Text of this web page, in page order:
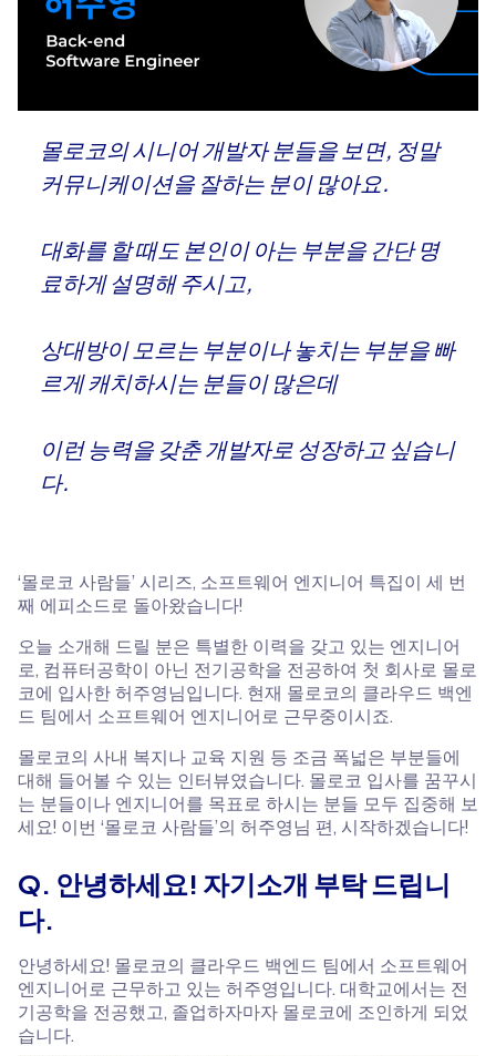
몰로코의 시니어 개발자 분들을 보면, 정말
커뮤니케이션을 잘하는 분이 많아요.
대화를 할 때도 본인이 아는 부분을 간단 명
료하게 설명해 주시고,
상대방이 모르는 부분이나 놓치는 부분을 빠
르게 캐치하시는 분들이 많은데
이런 능력을 갖춘 개발자로 성장하고 싶습니
다.
‘몰로코 사람들’ 시리즈, 소프트웨어 엔지니어 특집이 세 번
째 에피소드로 돌아왔습니다!
​오늘 소개해 드릴 분은 특별한 이력을 갖고 있는 엔지니어
로, 컴퓨터공학이 아닌 전기공학을 전공하여 첫 회사로 몰로
코에 입사한 허주영님입니다. 현재 몰로코의 클라우드 백엔
드 팀에서 소프트웨어 엔지니어로 근무중이시죠.
​몰로코의 사내 복지나 교육 지원 등 조금 폭넓은 부분들에
대해 들어볼 수 있는 인터뷰였습니다. 몰로코 입사를 꿈꾸시
는 분들이나 엔지니어를 목표로 하시는 분들 모두 집중해 보
세요! 이번 ‘몰로코 사람들’의 허주영님 편, 시작하겠습니다!
Q. 안녕하세요! 자기소개 부탁 드립니
다.
안녕하세요! 몰로코의 클라우드 백엔드 팀에서 소프트웨어
엔지니어로 근무하고 있는 허주영입니다. 대학교에서는 전
기공학을 전공했고, 졸업하자마자 몰로코에 조인하게 되었
습니다.